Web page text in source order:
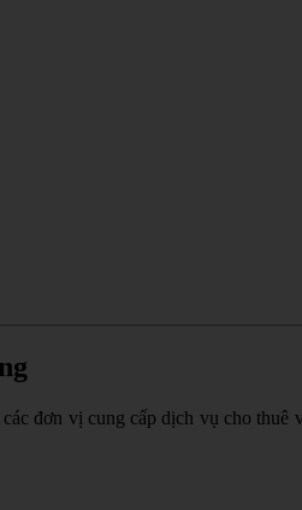
đơn vị cung cấp dịch vụ cho thuê